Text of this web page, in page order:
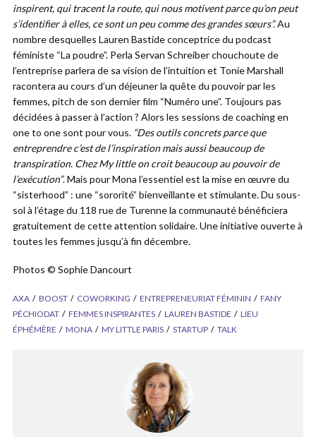
inspirent, qui tracent la route, qui nous motivent parce qu’on peut
s’identifier à elles, ce sont un peu comme des grandes sœurs”.Au
nombre desquelles Lauren Bastide conceptrice du podcast
féministe “La poudre”. Perla Servan Schreiber chouchoute de
l’entreprise parlera de sa vision de l’intuition et Tonie Marshall
racontera au cours d’un déjeuner la quête du pouvoir par les
femmes, pitch de son dernier film “Numéro une”. Toujours pas
décidées à passer à l’action ? Alors les sessions de coaching en
one to one sont pour vous. “Des outils concrets parce que
entreprendre c’est de l’inspiration mais aussi beaucoup de
transpiration. Chez My little on croit beaucoup au pouvoir de
l’exécution”. Mais pour Mona l’essentiel est la mise en œuvre du
“sisterhood” : une “sororité” bienveillante et stimulante. Du sous-
sol à l’étage du 118 rue de Turenne la communauté bénéficiera
gratuitement de cette attention solidaire. Une initiative ouverte à
toutes les femmes jusqu’à fin décembre.
Photos © Sophie Dancourt
AXA BOOST COWORKING ENTREPRENEURIAT FÉMININ
FANY
PÉCHIODAT
FEMMES INSPIRANTES LAUREN BASTIDE
LIEU
ÉPHÉMÈRE
MONA MY LITTLE PARIS STARTUP TALK